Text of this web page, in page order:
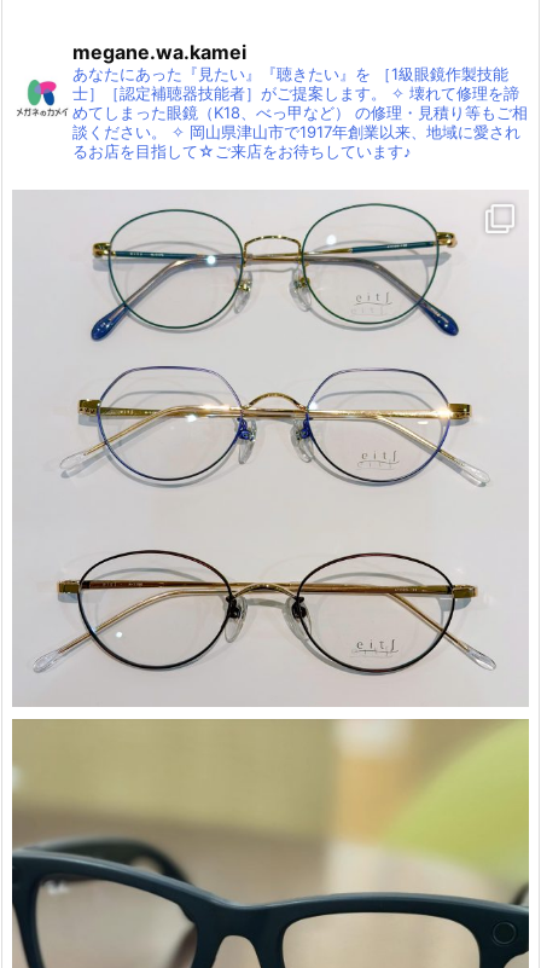
megane.wa.kamei
あなたにあった『見たい』『聴きたい』を ［1級眼鏡作製技能
士］［認定補聴器技能者］がご提案します。
✧ 壊れて修理を諦
めてしまった眼鏡（K18、べっ甲など）
の修理・見積り等もご相
談ください。
✧ 岡山県津山市で1917年創業以来、地域に愛され
るお店を目指して☆ご来店をお待ちしています♪